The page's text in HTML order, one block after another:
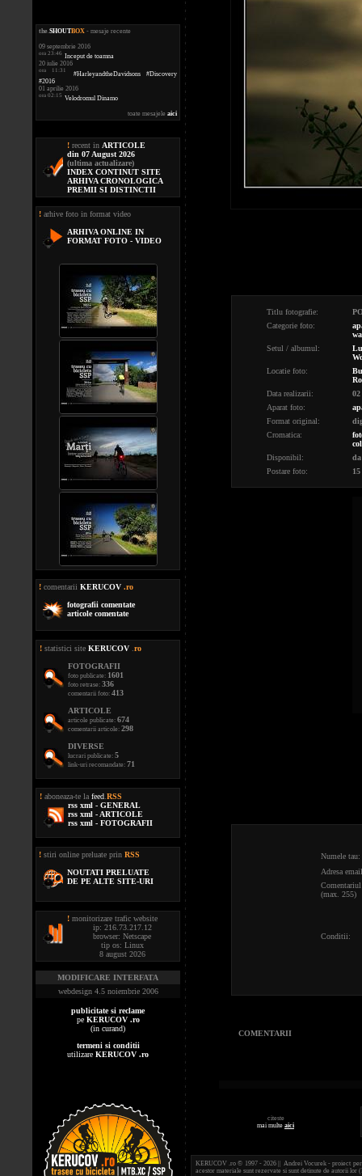
the.SHOUTBOX - mesaje recente
09 septembrie 2016
ora 23:46 Inceput de toamna
20 iulie 2016
ora 11:31
#HarleyandtheDavidsons #Discovery
#2016
01 aprilie 2016
ora 02:15 Velodromul Dinamo
toate mesajele aici
! recent in ARTICOLE
din 07 August 2026
(ultima actualizare)
INDEX CONTINUT SITE
ARHIVA CRONOLOGICA
PREMII SI DISTINCTII
! arhive foto in format video
ARHIVA ONLINE IN
FORMAT FOTO - VIDEO
! comentarii KERUCOV .ro
fotografii comentate
articole comentate
! statistici site KERUCOV ro
FOTOGRAFII
foto publicate: 1601
foto retrase: 336
comentarii foto: 413
ARTICOLE
articole publicate: 674
comentarii articole: 298
DIVERSE
lucrari publicate: 5
link-uri recomandate: 71
! aboneaza-te la feed RSS
rss xml - GENERAL
rss xml - ARTICOLE
rss xml - FOTOGRAFII
! stiri online preluate prin RSS
NOUTATI PRELUATE
DE PE ALTE SITE-URI
! monitorizare trafic website
ip: 216.73.217.12
browser: Netscape
tip os: Linux
8 august 2026
MODIFICARE INTERFATA
webdesign 4.5 noiembrie 2006
publicitate si reclame
pe KERUCOV .ro
(in curand)
termeni si conditii
utilizare KERUCOV .ro
Titlu fotografie:
Categorie foto:
Setul / albumul:
Locatie foto:
Data realizarii:
Aparat foto:
Format original:
Cromatica:
Disponibil:
da
Postare foto:
Numele tau:
Adresa
(max. 255)
Conditii:
COMENTARII
citeste
mai multe aici
KERUCOV .ro © 1997 - 2026 || Andrei Vocurek - proiect
acestor materiale sunt rezervate si sunt detinute de autorii